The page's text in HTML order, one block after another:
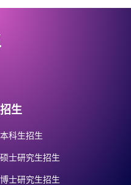
招生
本科生招生
硕士研究生招生
博士研究生招生